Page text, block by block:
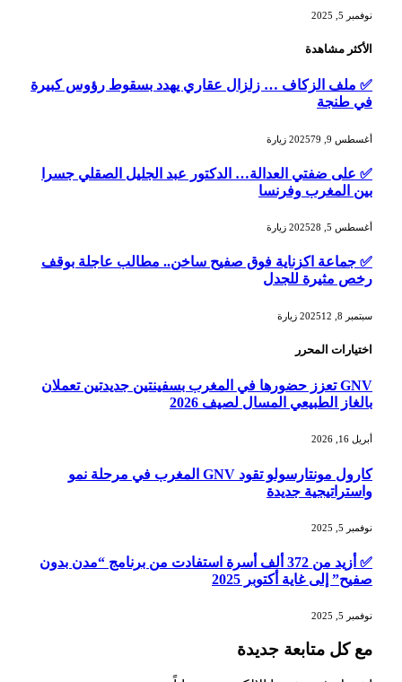
نوفمبر 5, 2025
الأكثر مشاهدة
✅ ملف الزكاف … زلزال عقاري يهدد بسقوط رؤوس كبيرة
في طنجة
أغسطس 9, 2025 79 زيارة
✅ على ضفتي العدالة… الدكتور عبد الجليل الصقلي جسرا
بين المغرب وفرنسا
أغسطس 5, 2025 28 زيارة
✅ جماعة اكزناية فوق صفيح ساخن.. مطالب عاجلة بوقف
رخص مثيرة للجدل
سبتمبر 8, 2025 12 زيارة
اختيارات المحرر
GNV تعزز حضورها في المغرب بسفينتين جديدتين تعملان
بالغاز الطبيعي المسال لصيف 2026
أبريل 16, 2026
كارول مونتارسولو تقود GNV المغرب في مرحلة نمو
واستراتيجية جديدة
نوفمبر 5, 2025
✅ أزيد من 372 ألف أسرة استفادت من برنامج “مدن بدون
صفيح” إلى غاية أكتوبر 2025
نوفمبر 5, 2025
مع كل متابعة جديدة